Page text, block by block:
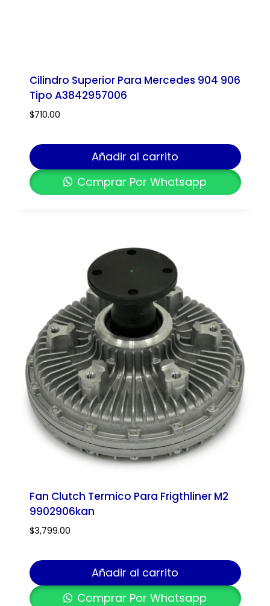
Cilindro Superior Para Mercedes 904 906
Tipo A3842957006
$710.00
Añadir al carrito
Comprar Por Whatsapp
Fan Clutch Termico Para Frigthliner M2
9902906kan
$3,799.00
Añadir al carrito
Comprar Por Whatsapp